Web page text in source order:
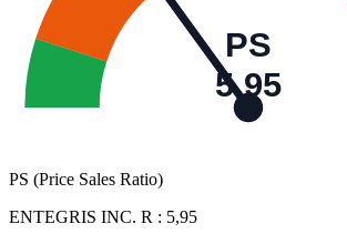
PS
5,95
PS (Price Sales Ratio)
ENTEGRIS INC. R : 5,95